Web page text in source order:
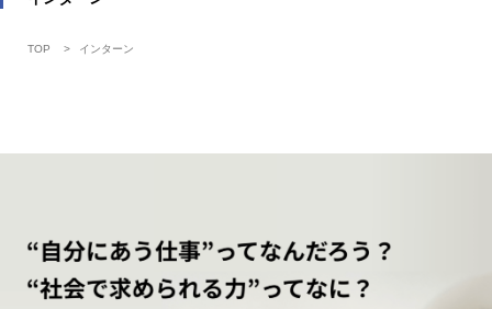
TOP インターン